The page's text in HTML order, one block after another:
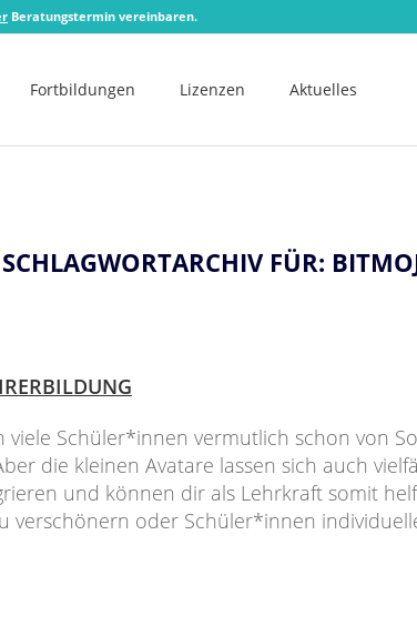
Beratungstermin vereinbaren.
Fortbildungen Lizenzen Aktuelles
SCHLAGWORTARCHIV FÜR:
viele Schüler*innen vermutlich schon von
die kleinen Avatare lassen sich auch
und können dir als Lehrkraft somit
verschönern oder Schüler*innen